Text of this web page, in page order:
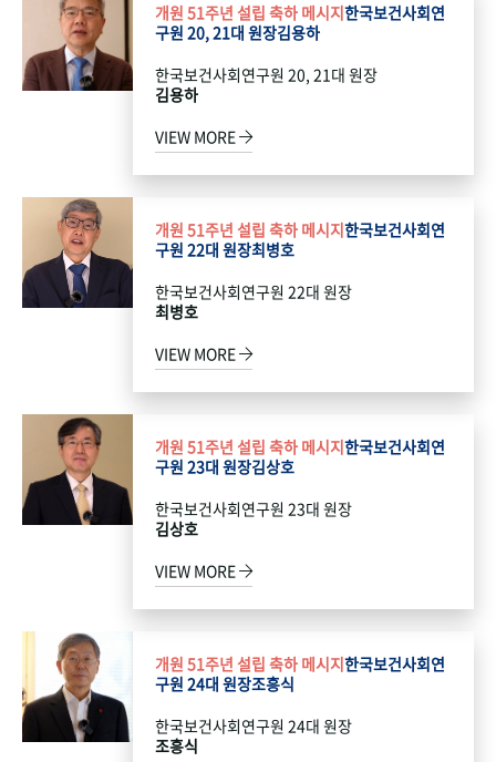
개원 51주년 설립 축하 메시지한국보건사회연
구원 20, 21대 원장김용하
한국보건사회연구원 20, 21대 원장
김용하
VIEW MORE
개원 51주년 설립 축하 메시지한국보건사회연
구원 22대 원장최병호
한국보건사회연구원 22대 원장
최병호
VIEW MORE
개원 51주년 설립 축하 메시지한국보건사회연
구원 23대 원장김상호
한국보건사회연구원 23대 원장
김상호
VIEW MORE
개원 51주년 설립 축하 메시지한국보건사회연
구원 24대 원장조흥식
한국보건사회연구원 24대 원장
조흥식